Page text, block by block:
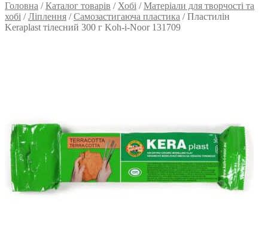
Головна /Каталог товарів / Хобі /Матеріали для творчості та
хобі /Ліплення /Самозастигаюча пластика /Пластилін
Keraplast тілесний 300 г Koh-i-Noor 131709